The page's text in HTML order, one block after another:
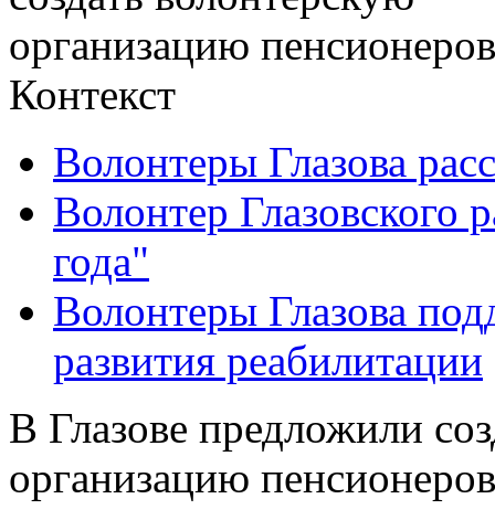
Контекст
Волонтеры Глазова
Волонтер Глазовского
года"
Волонтеры Глазова
развития реабилитации
В Глазове предложили
организацию пенсионеров